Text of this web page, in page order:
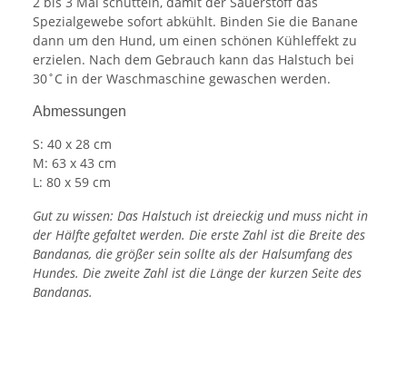
Spezialgewebe sofort abkühlt. Binden Sie die Banane
dann um den Hund, um einen schönen Kühleffekt zu
erzielen. Nach dem Gebrauch kann das Halstuch bei
30˚C in der Waschmaschine gewaschen werden.
Abmessungen
S: 40 x 28 cm
M: 63 x 43 cm
L: 80 x 59 cm
Gut zu wissen: Das Halstuch ist dreieckig und muss nicht in
der Hälfte gefaltet werden. Die erste Zahl ist die Breite des
Bandanas, die größer sein sollte als der Halsumfang des
Hundes. Die zweite Zahl ist die Länge der kurzen Seite des
Bandanas.